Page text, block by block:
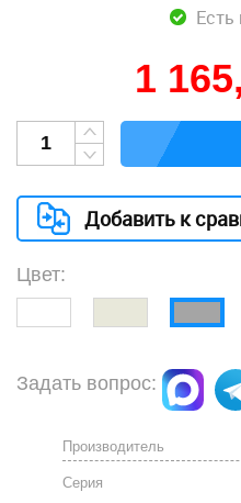
Есть
1
Добавить к
Цвет:
Задать вопрос:
Производитель
Серия